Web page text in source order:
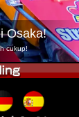
Bay
Osaka!
cukup!